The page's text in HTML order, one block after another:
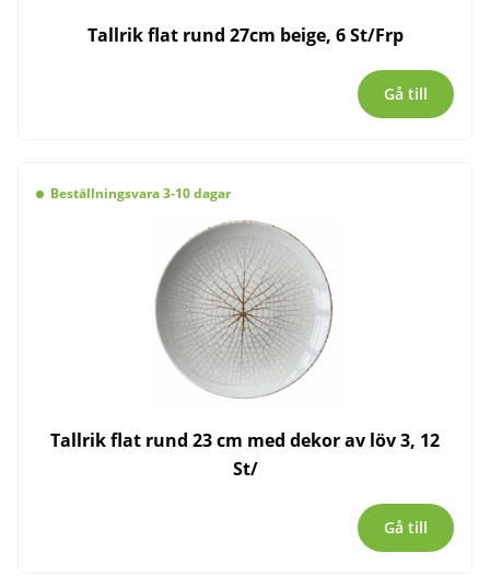
Tallrik flat rund 27cm beige, 6 St/Frp
Gå till
Beställningsvara 3-10 dagar
Tallrik flat rund 23 cm med dekor av löv 3, 12
St/
Gå till